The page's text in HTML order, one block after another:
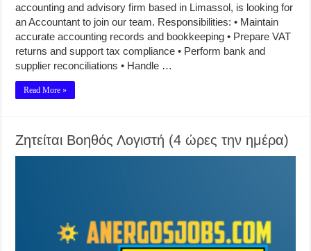
accounting and advisory firm based in Limassol, is looking for
an Accountant to join our team. Responsibilities: • Maintain
accurate accounting records and bookkeeping • Prepare VAT
returns and support tax compliance • Perform bank and
supplier reconciliations • Handle …
Read More »
Ζητείται Βοηθός Λογιστή (4 ώρες την ημέρα)